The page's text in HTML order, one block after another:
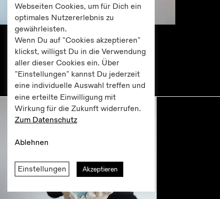
Lotus Geranium Bouganville Tulpe
LGBTQI Open Evening
19. April 2016
18.00 Uhr
Eintritt:frei
Webseiten Cookies, um für Dich ein
optimales Nutzererlebnis zu
gewährleisten.
Wenn Du auf "Cookies akzeptieren"
klickst, willigst Du in die Verwendung
aller dieser Cookies ein. Über
"Einstellungen" kannst Du jederzeit
eine individuelle Auswahl treffen und
eine erteilte Einwilligung mit
Wirkung für die Zukunft widerrufen.
Zum Datenschutz
Ablehnen
Einstellungen Akzeptieren